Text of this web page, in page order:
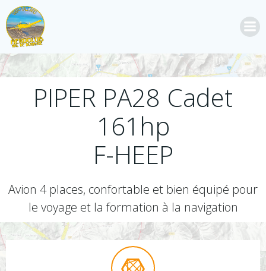
PIPER PA28 Cadet
161hp
F-HEEP
Avion 4 places, confortable et bien équipé pour
le voyage et la formation à la navigation